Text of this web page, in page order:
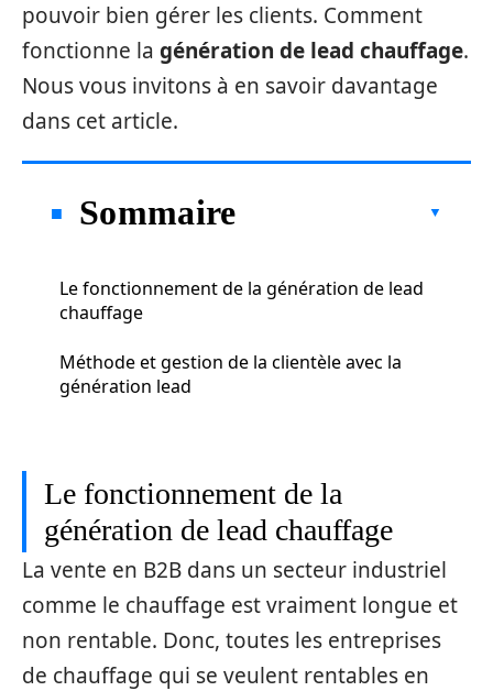
pouvoir bien gérer les clients. Comment
fonctionne la génération de lead chauffage.
Nous vous invitons à en savoir davantage
dans cet article.
Sommaire
Le fonctionnement de la génération de lead
chauffage
Méthode et gestion de la clientèle avec la
génération lead
Le fonctionnement de la
génération de lead chauffage
La vente en B2B dans un secteur industriel
comme le chauffage est vraiment longue et
non rentable. Donc, toutes les entreprises
de chauffage qui se veulent rentables en